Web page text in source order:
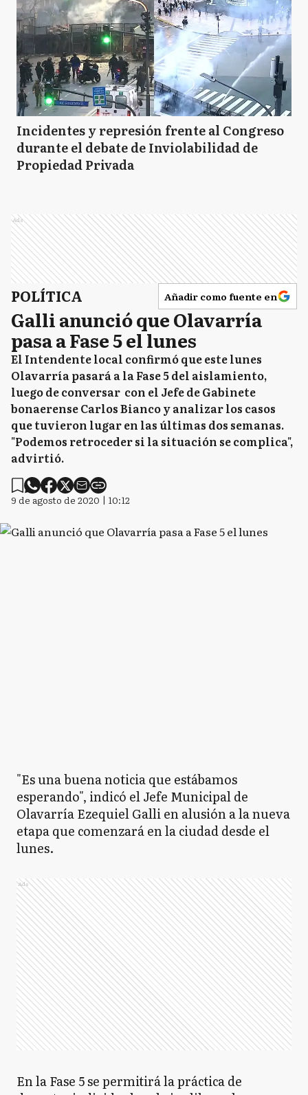
Incidentes y represión frente al Congreso
durante el debate de Inviolabilidad de
Propiedad Privada
Ads
POLÍTICA Añadir como fuente en
Galli anunció que Olavarría
pasa a Fase 5 el lunes
El Intendente local confirmó que este lunes
Olavarría pasará a la Fase 5 del aislamiento,
luego de conversar con el Jefe de Gabinete
bonaerense Carlos Bianco y analizar los casos
que tuvieron lugar en las últimas dos semanas.
"Podemos retroceder si la situación se complica",
advirtió.
9 de agosto de 2020 | 10:12
"Es una buena noticia que estábamos
esperando", indicó el Jefe Municipal de
Olavarría Ezequiel Galli en alusión a la nueva
etapa que comenzará en la ciudad desde el
lunes.
Ads
En la Fase 5 se permitirá la práctica de